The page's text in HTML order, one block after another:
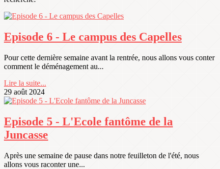
Episode 6 - Le campus des Capelles
Pour cette dernière semaine avant la rentrée, nous allons vous conter
comment le déménagement au...
Lire la suite...
29 août 2024
Episode 5 - L'Ecole fantôme de la
Juncasse
Après une semaine de pause dans notre feuilleton de l'été, nous
allons vous raconter une...